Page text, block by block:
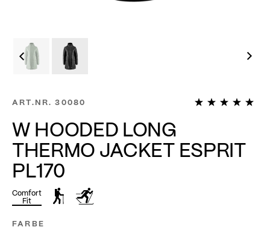
ART.NR. 30080
W HOODED LONG
THERMO JACKET ESPRIT
PL170
Comfort
Fit
FARBE